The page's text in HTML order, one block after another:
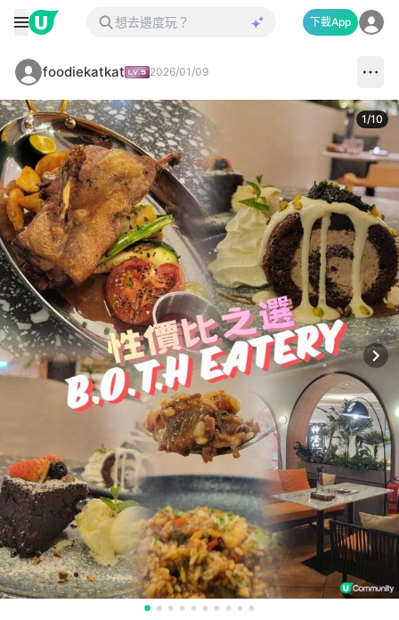
下載App
foodiekatkat 2026/01/09
1/10